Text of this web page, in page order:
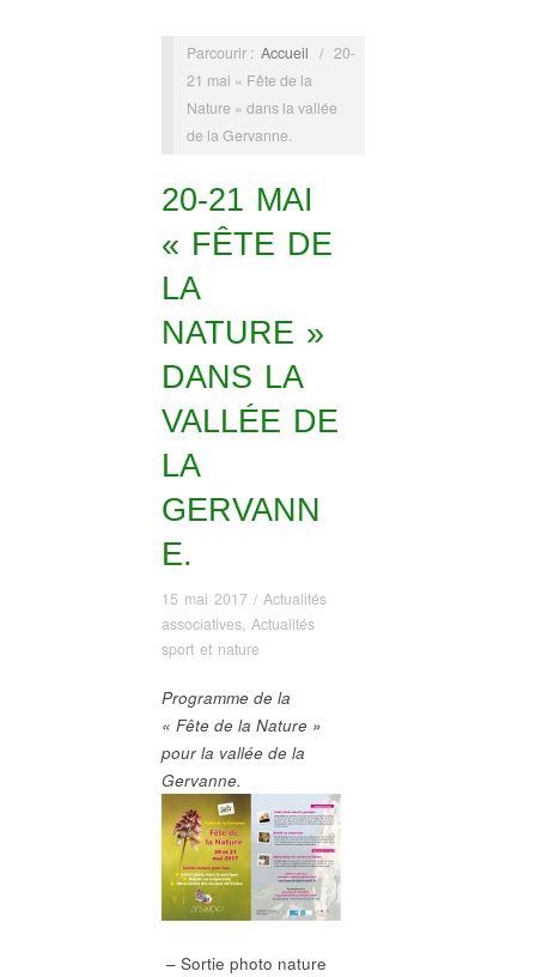
Parcourir : Accueil / 20-
21 mai « Fête de la
Nature » dans la vallée
de la Gervanne.
20-21 MAI
« FÊTE DE
LA
NATURE »
DANS LA
VALLÉE DE
LA
GERVANN
E.
15 mai 2017/ Actualités
associatives, Actualités
sport et nature
Programme de la
« Fête de la Nature »
pour la vallée de la
Gervanne.
– Sortie photo nature